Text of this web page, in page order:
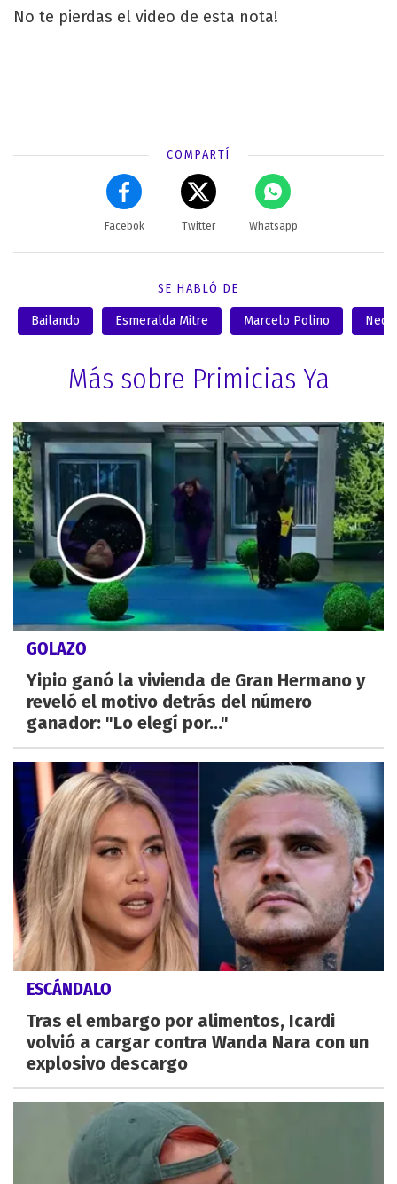
No te pierdas el video de esta nota!
COMPARTÍ
Facebok Twitter Whatsapp
SE HABLÓ DE
Bailando Esmeralda Mitre Marcelo Polino
Más sobre Primicias Ya
GOLAZO
Yipio ganó la vivienda de Gran Hermano y
reveló el motivo detrás del número
ganador: "Lo elegí por..."
ESCÁNDALO
Tras el embargo por alimentos, Icardi
volvió a cargar contra Wanda Nara con un
explosivo descargo